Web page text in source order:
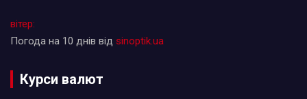
вітер:
Погода на 10 днів від sinoptik.ua
Курси валют